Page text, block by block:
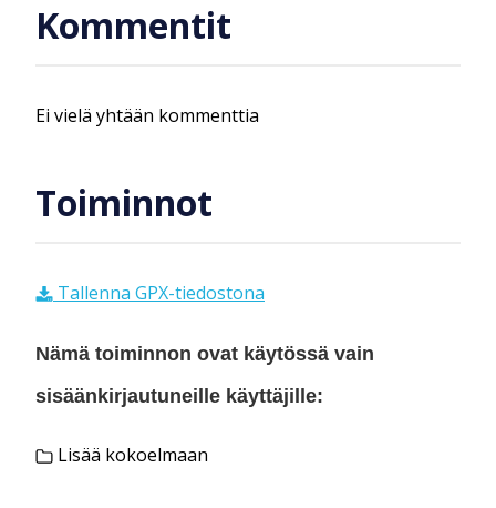
Kommentit
Ei vielä yhtään kommenttia
Toiminnot
Tallenna GPX-tiedostona
Nämä toiminnon ovat käytössä vain
sisäänkirjautuneille käyttäjille:
Lisää kokoelmaan